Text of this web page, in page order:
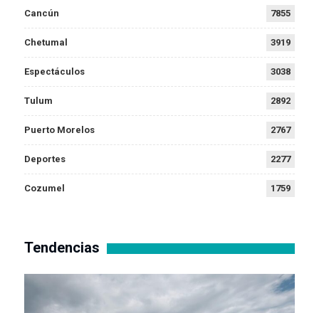
Cancún 7855
Chetumal 3919
Espectáculos 3038
Tulum 2892
Puerto Morelos 2767
Deportes 2277
Cozumel 1759
Tendencias